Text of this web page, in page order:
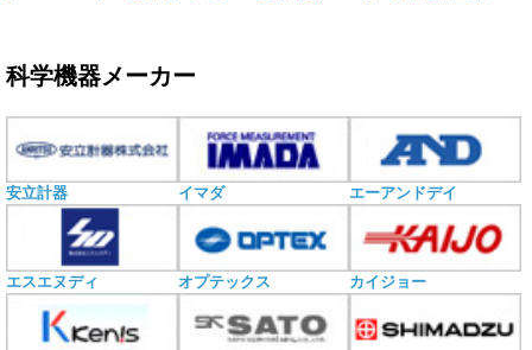
科学機器メーカー
安立計器 イマダ エーアンドデイ
エスエヌディ オプテックス カイジョー